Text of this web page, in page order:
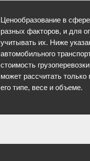
Ценообразование в
разных факторов, и для
учитывать их. Ниже
автомобильного
стоимость
может рассчитать
его типе, весе и объеме.